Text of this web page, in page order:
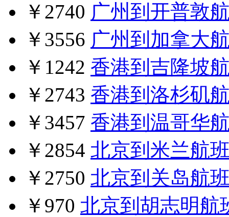
￥2740 广州到开普敦
￥3556 广州到加拿大
￥1242 香港到吉隆坡
￥2743 香港到洛杉矶
￥3457 香港到温哥华
￥2854 北京到米兰航
￥2750 北京到关岛航
￥970 北京到胡志明航